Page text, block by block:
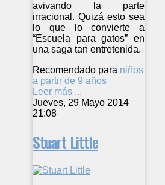
avivando la parte
irracional. Quizá esto sea
lo que lo convierte a
“Escuela para gatos” en
una saga tan entretenida.
Recomendado para niños
a partir de 9 años
Leer más ...
Jueves, 29 Mayo 2014
21:08
Stuart Little